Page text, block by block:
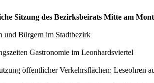
Sitzung des Bezirksbeirats Mitte am
und Bürgern im Stadtbezirk
Gastronomie im Leonhardsviertel
öffentlicher Verkehrsflächen: Leseohren